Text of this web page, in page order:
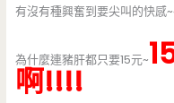
有沒有種興奮到要尖叫的快感
為什麼連豬肝都只要15元~
啊!!!!